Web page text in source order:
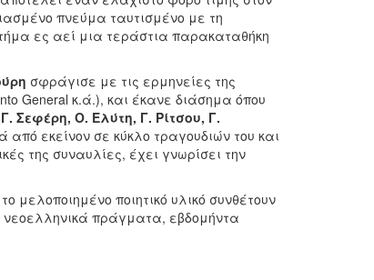
πνεύμα ταυτισμένο με τη
ες αεί μια τεράστια παρακαταθήκη
σφράγισε με τις ερμηνείες της
General κ.ά.), και έκανε διάσημα όπου
Γ. Σεφέρη, Ο. Ελύτη, Γ. Ρίτσου, Γ.
από εκείνον σε κύκλο τραγουδιών του και
της συναυλίες, έχει γνωρίσει την
μελοποιημένο ποιητικό υλικό συνθέτουν
πράγματα, εβδομήντα